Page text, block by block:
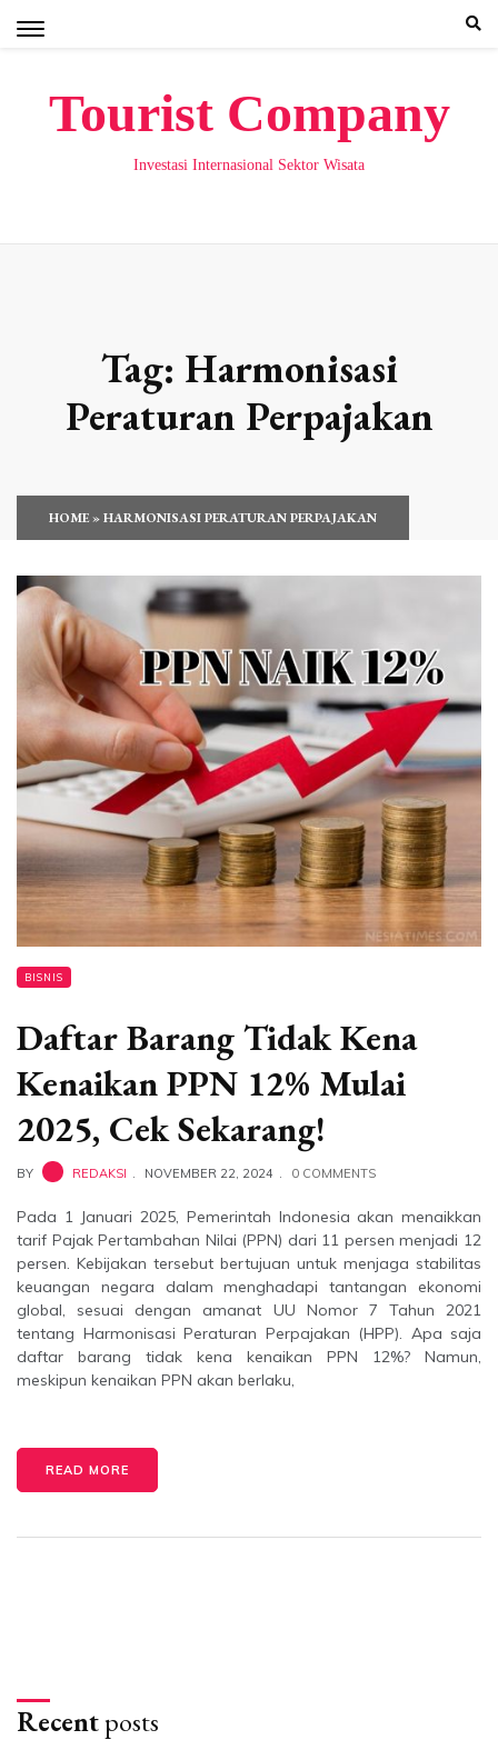
Tourist Company
Investasi Internasional Sektor Wisata
Tag: Harmonisasi
Peraturan Perpajakan
HOME»HARMONISASI PERATURAN PERPAJAKAN
BISNIS
Daftar Barang Tidak Kena
Kenaikan PPN 12% Mulai
2025, Cek Sekarang!
BY REDAKSI NOVEMBER 22, 2024 0 COMMENTS
Pada 1 Januari 2025, Pemerintah Indonesia akan menaikkan
tarif Pajak Pertambahan Nilai (PPN) dari 11 persen menjadi 12
persen. Kebijakan tersebut bertujuan untuk menjaga stabilitas
keuangan negara dalam menghadapi tantangan ekonomi
global, sesuai dengan amanat UU Nomor 7 Tahun 2021
tentang Harmonisasi Peraturan Perpajakan (HPP). Apa saja
daftar barang tidak kena kenaikan PPN 12%? Namun,
meskipun kenaikan PPN akan berlaku,
READ MORE
Recentposts